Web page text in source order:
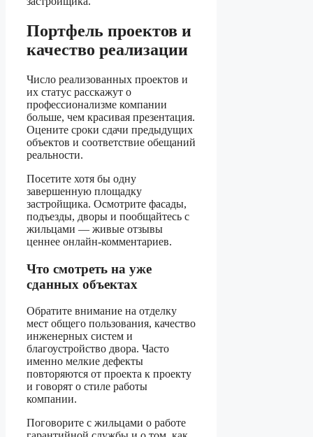
Портфель проектов и
качество реализации
Число реализованных проектов и
их статус расскажут о
профессионализме компании
больше, чем красивая презентация.
Оцените сроки сдачи предыдущих
объектов и соответствие обещаний
реальности.
Посетите хотя бы одну
завершенную площадку
застройщика. Осмотрите фасады,
подъезды, дворы и пообщайтесь с
жильцами — живые отзывы
ценнее онлайн-комментариев.
Что смотреть на уже
сданных объектах
Обратите внимание на отделку
мест общего пользования, качество
инженерных систем и
благоустройство двора. Часто
именно мелкие дефекты
повторяются от проекта к проекту
и говорят о стиле работы
компании.
Поговорите с жильцами о работе